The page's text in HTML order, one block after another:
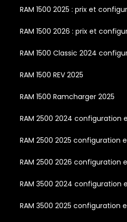
RAM 1500 2025 : prix et
RAM 1500 2026 : prix et
RAM 1500 Classic 2024
RAM 1500 REV 2025
RAM 1500 Ramcharger 2025
RAM 2500 2024 configuration
RAM 2500 2025 configuration
RAM 2500 2026 configuration
RAM 3500 2024 configuration
RAM 3500 2025 configuration